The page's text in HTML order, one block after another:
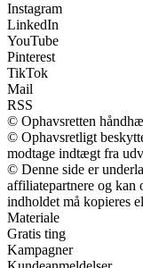
Instagram
LinkedIn
YouTube
Pinterest
TikTok
Mail
RSS
© Ophavsretten
© Ophavsretligt
modtage indtægt fra
© Denne side er
affiliatepartnere og
indholdet må kopieres
Materiale
Gratis ting
Kampagner